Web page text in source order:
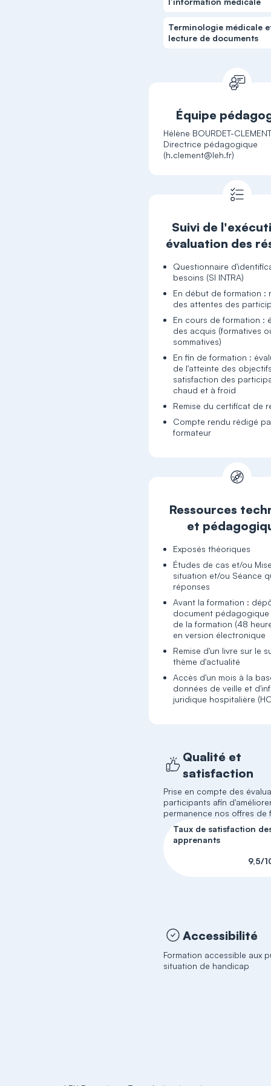
Terminologie médicale
lecture de documents
Équipe
Hélène BOURDET-
Directrice pédagogique
(h.clement@leh.fr)
Suivi de
évaluation des
Questionnaire
besoins (SI INTRA)
En début de formation :
des attentes des
En cours de formation :
des acquis (formatives
sommatives)
En fin de formation :
de l'atteinte des
satisfaction des
chaud et à froid
Remise du certificat de
Compte rendu rédigé
formateur
Ressources
et
Exposés théoriques
Études de cas et/ou
situation et/ou Séance
réponses
Avant la formation :
document
de la formation (48
en version électronique
Remise d'un livre sur le
thème d'actualité
Accès d'un mois à la
données de veille et
juridique hospitalière
Qualité et
satisfaction
Prise en compte des
participants afin
permanence nos offres de
Taux de satisfaction
apprenants
9,5/
Accessibilité
Formation accessible aux
situation de handicap